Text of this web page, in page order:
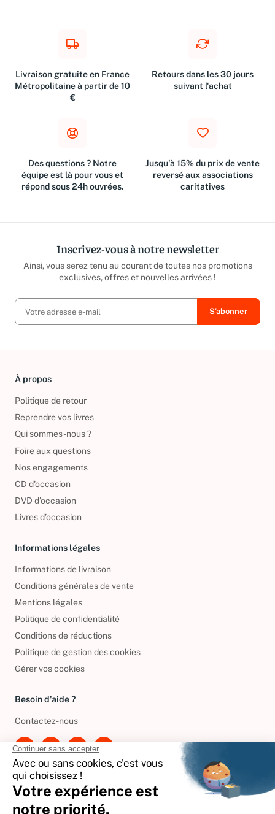
Livraison gratuite en France
Métropolitaine à partir de 10
€
Retours dans les 30 jours
suivant l'achat
Des questions ? Notre
équipe est là pour vous et
répond sous 24h ouvrées.
Jusqu'à 15% du prix de vente
reversé aux associations
caritatives
Inscrivez-vous à notre newsletter
Ainsi, vous serez tenu au courant de toutes nos promotions
exclusives, offres et nouvelles arrivées !
À propos
Politique de retour
Reprendre vos livres
Qui sommes-nous ?
Foire aux questions
Nos engagements
CD d'occasion
DVD d'occasion
Livres d’occasion
Informations légales
Informations de livraison
Conditions générales de vente
Mentions légales
Politique de confidentialité
Conditions de réductions
Politique de gestion des cookies
Gérer vos cookies
Besoin d'aide ?
Contactez-nous
International
🇪🇸 Espagne